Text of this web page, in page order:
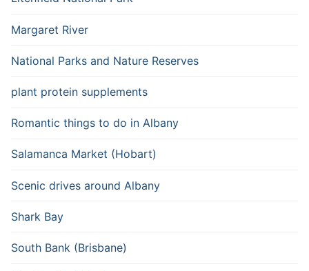
Margaret River
National Parks and Nature Reserves
plant protein supplements
Romantic things to do in Albany
Salamanca Market (Hobart)
Scenic drives around Albany
Shark Bay
South Bank (Brisbane)